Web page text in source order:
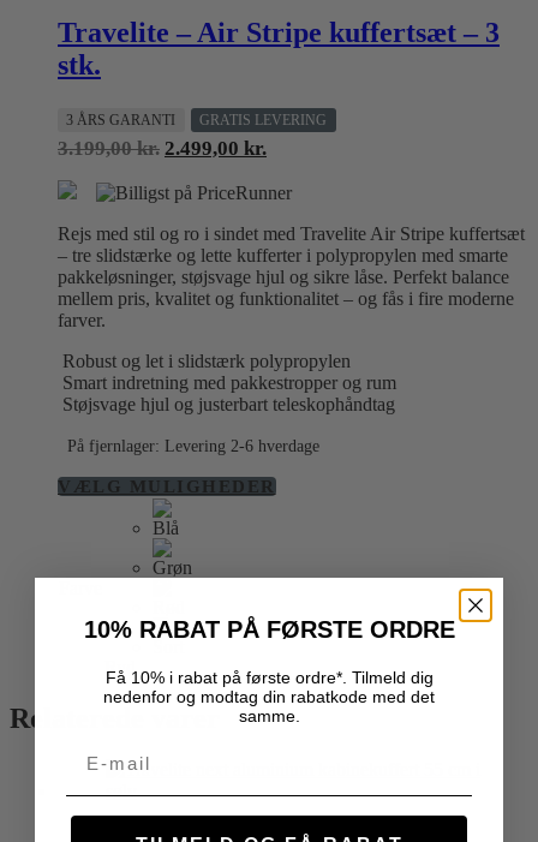
Travelite – Air Stripe kuffertsæt – 3
stk.
3 ÅRS GARANTI GRATIS LEVERING
3.199,00kr. Den
pris
3.199,00 kr..
2.499,00 kr.
pris
2.499,00 kr..
Rejs med stil og ro i sindet med Travelite Air Stripe kuffertsæt
– tre slidstærke og lette kufferter i polypropylen med smarte
pakkeløsninger, støjsvage hjul og sikre låse. Perfekt balance
mellem pris, kvalitet og funktionalitet – og fås i fire moderne
farver.
Robust og let i slidstærk polypropylen
Smart indretning med pakkestropper og rum
Støjsvage hjul og justerbart teleskophåndtag
På fjernlager: Levering 2-6 hverdage
VÆLG MULIGHEDERDette
vælges
varesiden
Ryd
Relaterede varer
10% RABAT PÅ FØRSTE ORDRE
Få 10% i rabat på første ordre*. Tilmeld dig
nedenfor og modtag din rabatkode med det
samme.
Email